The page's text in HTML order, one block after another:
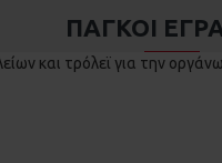
ΠΆΓΚΟΙ
και τρόλεϊ για την